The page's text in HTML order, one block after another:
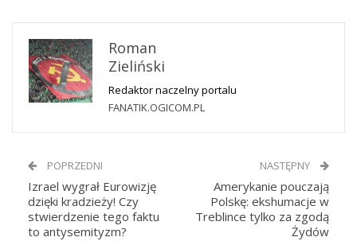
Roman
Zieliński
Redaktor naczelny portalu
FANATIK.OGICOM.PL
POPRZEDNI
Izrael wygrał Eurowizję
dzięki kradzieży! Czy
stwierdzenie tego faktu
to antysemityzm?
NASTĘPNY
Amerykanie pouczają
Polskę: ekshumacje w
Treblince tylko za zgodą
Żydów